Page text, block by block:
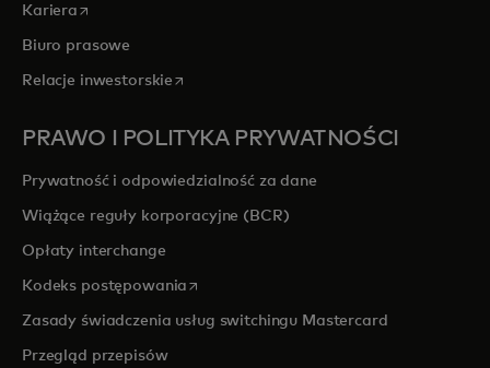
Kariera opens in a new tab
Biuro prasowe
Relacje inwestorskie opens in a new tab
PRAWO I POLITYKA PRYWATNOŚCI
Prywatność i odpowiedzialność za dane
Wiążące reguły korporacyjne (BCR)
Opłaty interchange
Kodeks postępowania opens in a new tab
Zasady świadczenia usług switchingu Mastercard
Przegląd przepisów